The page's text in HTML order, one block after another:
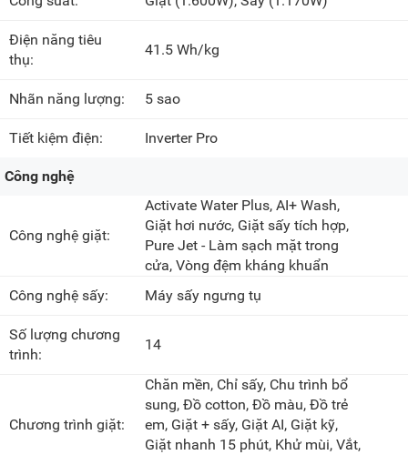
Điện năng tiêu
thụ:
41.5 Wh/kg
Nhãn năng lượng: 5 sao
Tiết kiệm điện: Inverter Pro
Công nghệ
Công nghệ giặt:
Activate Water Plus, AI+ Wash,
Giặt hơi nước, Giặt sấy tích hợp,
Pure Jet - Làm sạch mặt trong
cửa, Vòng đệm kháng khuẩn
Công nghệ sấy:
Máy sấy ngưng tụ
Số lượng chương
trình:
14
Chương trình giặt:
Chăn mền, Chỉ sấy, Chu trình bổ
sung, Đồ cotton, Đồ màu, Đồ trẻ
em, Giặt + sấy, Giặt AI, Giặt kỹ,
Giặt nhanh 15 phút, Khử mùi, Vắt,